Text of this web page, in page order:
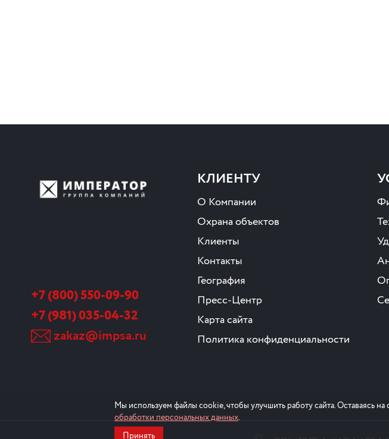
+7 (800) 550-09-90
+7 (981) 035-04-32
zakaz@impsa.ru
КЛИЕНТУ
О Компании
Охрана объектов
Клиенты
Контакты
География
Пресс-Центр
Карта сайта
Политика конфиденциальности
Мы используем файлы cookie, чтобы улучшить работу сайта. Оставаясь
обработки персональных данных.
Принять